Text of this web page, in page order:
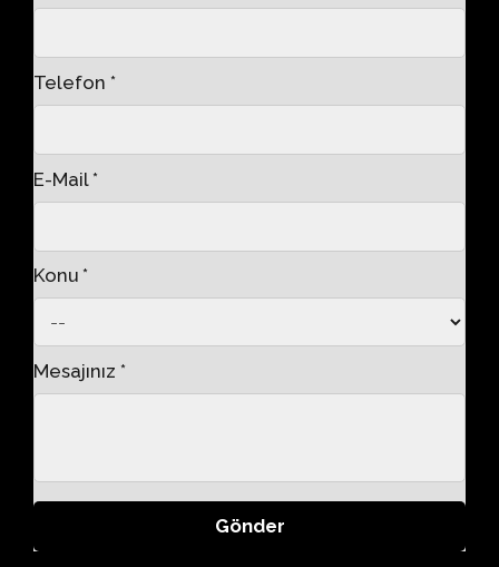
Telefon *
E-Mail *
Konu *
Mesajınız *
Gönder